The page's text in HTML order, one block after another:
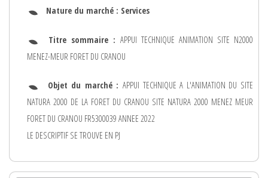
Nature du marché : Services
Titre sommaire : APPUI TECHNIQUE ANIMATION SITE N2000
MENEZ-MEUR FORET DU CRANOU
Objet du marché :APPUI TECHNIQUE A L'ANIMATION DU SITE
NATURA 2000 DE LA FORET DU CRANOU SITE NATURA 2000 MENEZ MEUR
FORET DU CRANOU FR5300039 ANNEE 2022
LE DESCRIPTIF SE TROUVE EN PJ